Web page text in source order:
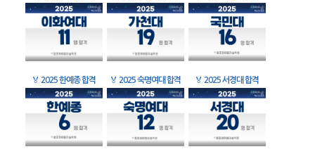
🏅 2025 한예종 합격 🏅 2025 숙명여대 합격 🏅 2025 서경대 합격